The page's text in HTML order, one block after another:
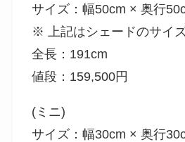
サイズ：幅50cm × 奥行
※ 上記はシェードのサイズ
全長：191cm
値段：159,500円
(ミニ)
サイズ：幅30cm × 奥行